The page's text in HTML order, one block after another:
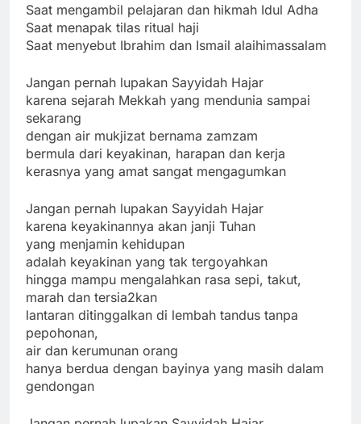
Saat mengambil pelajaran dan hikmah Idul Adha
Saat menapak tilas ritual haji
Saat menyebut Ibrahim dan Ismail alaihimassalam
Jangan pernah lupakan Sayyidah Hajar
karena sejarah Mekkah yang mendunia sampai
sekarang
dengan air mukjizat bernama zamzam
bermula dari keyakinan, harapan dan kerja
kerasnya yang amat sangat mengagumkan
Jangan pernah lupakan Sayyidah Hajar
karena keyakinannya akan janji Tuhan
yang menjamin kehidupan
adalah keyakinan yang tak tergoyahkan
hingga mampu mengalahkan rasa sepi, takut,
marah dan tersia2kan
lantaran ditinggalkan di lembah tandus tanpa
pepohonan,
air dan kerumunan orang
hanya berdua dengan bayinya yang masih dalam
gendongan